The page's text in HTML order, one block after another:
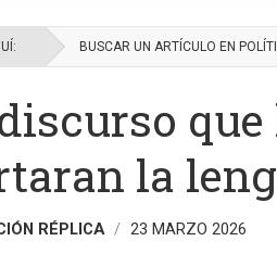
BUSCAR UN ARTÍCULO EN
la
RÉPLICA 23 MARZO 2026